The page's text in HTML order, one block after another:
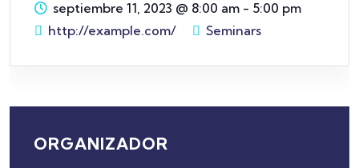
septiembre 11, 2023 @ 8:00 am - 5:00 pm
http://example.com/
Seminars
ORGANIZADOR